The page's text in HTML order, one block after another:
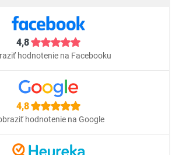
4,8
hodnotenie na Facebooku
4,8
hodnotenie na Google